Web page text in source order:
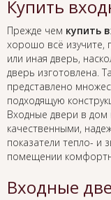
Купить
Прежде чем купить
хорошо всё изучите,
или иная дверь,
дверь изготовлена.
представлено
подходящую
Входные двери в дом
качественными,
показатели тепло- и
помещении
Входные